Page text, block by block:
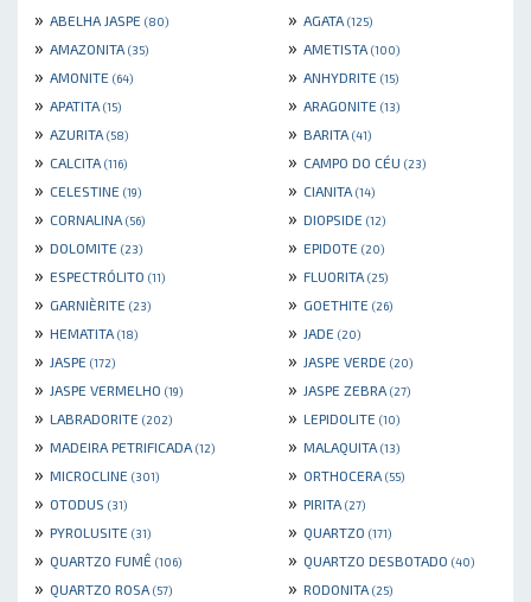
» ABELHA JASPE (80) » AGATA (125)
» AMAZONITA (35) » AMETISTA (100)
» AMONITE (64) » ANHYDRITE (15)
» APATITA (15) » ARAGONITE (13)
» AZURITA (58) » BARITA (41)
» CALCITA (116) » CAMPO DO CÉU (23)
» CELESTINE (19) » CIANITA (14)
» CORNALINA (56) » DIOPSIDE (12)
» DOLOMITE (23) » EPIDOTE (20)
» ESPECTRÓLITO (11) » FLUORITA (25)
» GARNIÈRITE (23) » GOETHITE (26)
» HEMATITA (18) » JADE (20)
» JASPE (172) » JASPE VERDE (20)
» JASPE VERMELHO (19) » JASPE ZEBRA (27)
» LABRADORITE (202) » LEPIDOLITE (10)
» MADEIRA PETRIFICADA (12) » MALAQUITA (13)
» MICROCLINE (301) » ORTHOCERA (55)
» OTODUS (31) » PIRITA (27)
» PYROLUSITE (31) » QUARTZO (171)
» QUARTZO FUMÊ (106) » QUARTZO DESBOTADO (40)
» QUARTZO ROSA (57) » RODONITA (25)